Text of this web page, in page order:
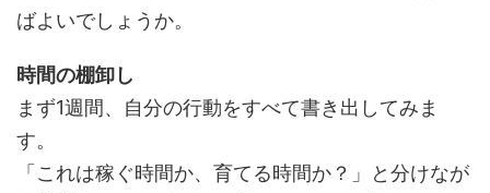
ばよいでしょうか。
時間の棚卸し
まず1週間、自分の行動をすべて書き出してみま
す。
「これは稼ぐ時間か、育てる時間か？」と分けなが